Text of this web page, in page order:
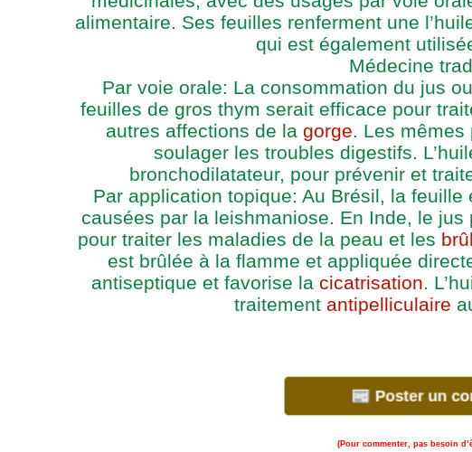
alimentaire. Ses feuilles renferment une
qui est également
Médecine
Par voie orale: La consommation du jus
feuilles de gros thym serait efficace pour
autres affections de la gorge. Les
soulager les troubles digestifs.
bronchodilatateur, pour prévenir et
Par application topique: Au Brésil, la
causées par la leishmaniose. En Inde, le
pour traiter les maladies de la peau et les
est brûlée à la flamme et appliquée
antiseptique et favorise la cicatrisation.
traitement antipelliculaire
(Pour commenter, pas besoin